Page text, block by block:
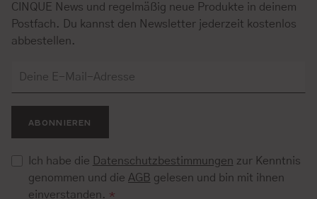
CINQUE News und regelmäßig neue Produkte in deinem
Postfach. Du kannst den Newsletter jederzeit kostenlos
abbestellen.
ABONNIEREN
Ich habe die Datenschutzbestimmungen zur Kenntnis
genommen und die AGB gelesen und bin mit ihnen
einverstanden. *